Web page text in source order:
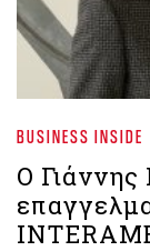
BUSINESS INSIDE
Ο